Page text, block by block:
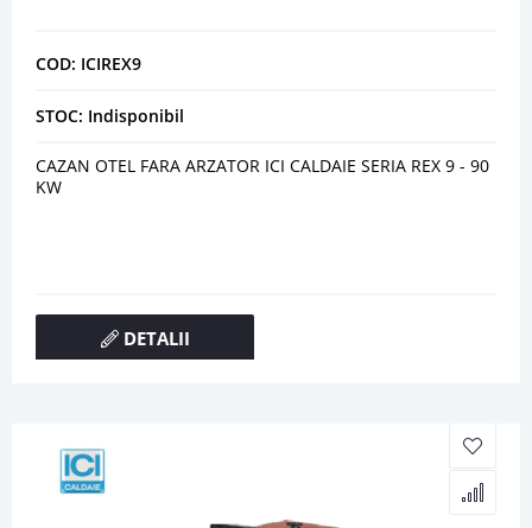
COD: ICIREX9
STOC: Indisponibil
CAZAN OTEL FARA ARZATOR ICI CALDAIE SERIA REX 9 - 90
KW
DETALII